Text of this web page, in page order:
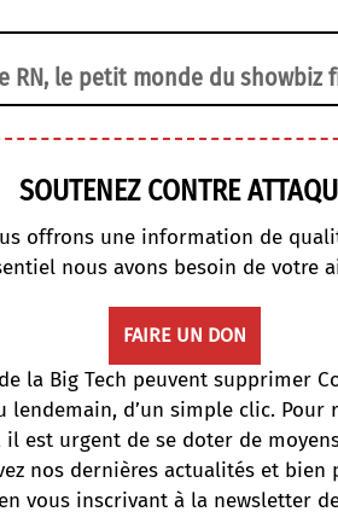
RN, le petit monde du showbiz
SOUTENEZ CONTRE
offrons une information de
nous avons besoin de votre
FAIRE UN DON
la Big Tech peuvent supprimer
lendemain, d’un simple clic. Pour
est urgent de se doter de
nos dernières actualités et
vous inscrivant à la newsletter